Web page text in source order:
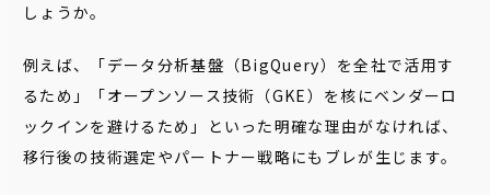
しょうか。
例えば、「データ分析基盤（BigQuery）を全社で活用す
るため」「オープンソース技術（GKE）を核にベンダーロ
ックインを避けるため」といった明確な理由がなければ、
移行後の技術選定やパートナー戦略にもブレが生じます。